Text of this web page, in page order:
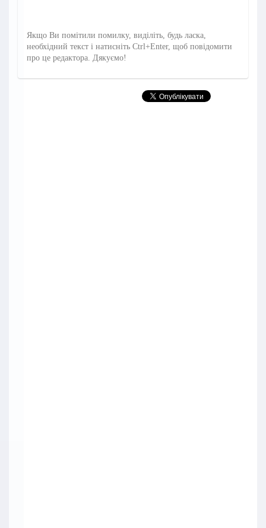
Якщо Ви помітили помилку, виділіть, будь ласка,
необхідний текст і натисніть Ctrl+Enter, щоб повідомити
про це редактора. Дякуємо!